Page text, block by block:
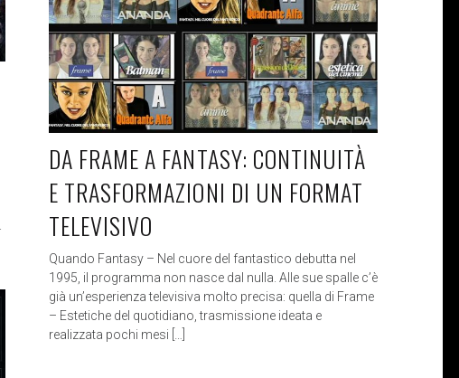
DA FRAME A FANTASY: CONTINUITÀ
E TRASFORMAZIONI DI UN FORMAT
TELEVISIVO
Quando Fantasy – Nel cuore del fantastico debutta nel
1995, il programma non nasce dal nulla. Alle sue spalle c’è
già un’esperienza televisiva molto precisa: quella di Frame
– Estetiche del quotidiano, trasmissione ideata e
realizzata pochi mesi […]